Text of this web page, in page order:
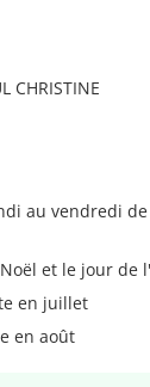
CHRISTINE
au vendredi
et le jour de
en juillet
en août